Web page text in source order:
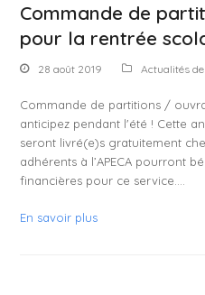
Commande de
pour la rentrée
28 août 2019 Actualités de
Commande de partitions /
anticipez pendant l'été ! Cette
seront livré(e)s gratuitement
adhérents à l’APECA pourront
financières pour ce service.…
En savoir plus